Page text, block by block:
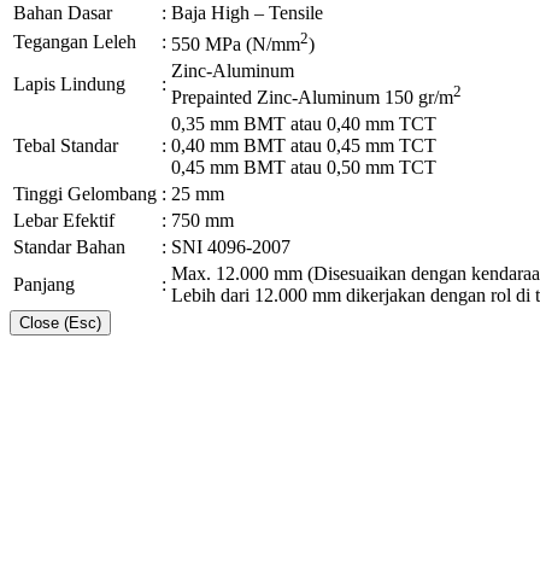
Bahan Dasar : Baja High – Tensile
Tegangan Leleh
: 550 MPa (N/mm2)
Lapis Lindung
:
Zinc-Aluminum
Prepainted Zinc-Aluminum 150 gr/m2
Tebal Standar :
0,35 mm BMT atau 0,40 mm TCT
0,40 mm BMT atau 0,45 mm TCT
0,45 mm BMT atau 0,50 mm TCT
Tinggi Gelombang : 25 mm
Lebar Efektif
: 750 mm
Standar Bahan
: SNI 4096-2007
Panjang
:
Max. 12.000 mm (Disesuaikan dengan
Lebih dari 12.000 mm dikerjakan dengan rol di
Close (Esc)